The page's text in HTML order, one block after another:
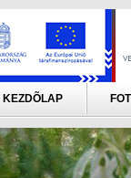
KEZDÕLAP